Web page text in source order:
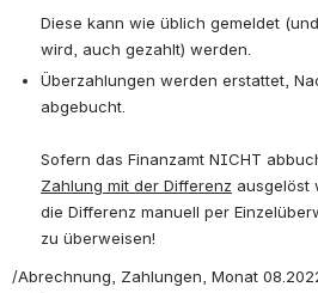
Diese kann wie üblich gemeldet
wird, auch gezahlt) werden.
Überzahlungen werden erstattet,
abgebucht.
Sofern das Finanzamt NICHT
Zahlung mit der Differenz ausgelöst
die Differenz manuell per
zu überweisen!
/Abrechnung, Zahlungen, Monat